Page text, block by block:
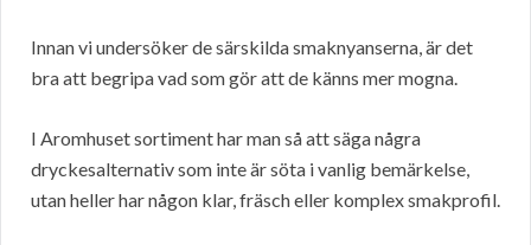
Innan vi undersöker de särskilda smaknyanserna, är det
bra att begripa vad som gör att de känns mer mogna.
I Aromhuset sortiment har man så att säga några
dryckesalternativ som inte är söta i vanlig bemärkelse,
utan heller har någon klar, fräsch eller komplex smakprofil.